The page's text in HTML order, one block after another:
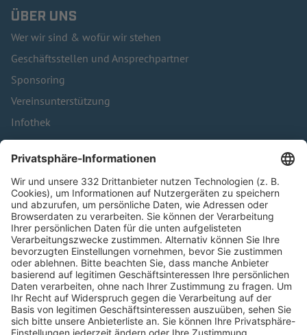
ÜBER UNS
Wer wir sind & wofür wir stehen
Geschäftsstellen und Ansprechpartner
Sponsoring
Vereinsunterstützung
Infothek
Kontakt
HÄUFIG BESUCHTE SEITEN
Pässe und Vereinswechsel
Trainerausbildung
Schulungsangebot Vereinsmitarbeiter
BFV-Geschäftsstellen
Trainerbörse
Login SpielPlus